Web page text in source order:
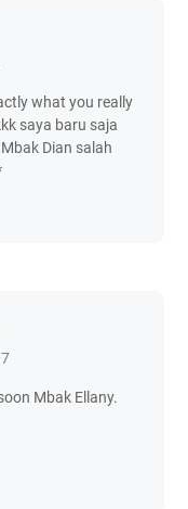
what you really
saya baru saja
Dian salah
Mbak Ellany.